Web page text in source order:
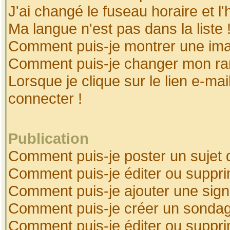
J'ai changé le fuseau horaire et
Ma langue n'est pas dans la liste
Comment puis-je montrer une
Comment puis-je changer mon
Lorsque je clique sur le lien e-
connecter !
Publication
Comment puis-je poster un sujet
Comment puis-je éditer ou
Comment puis-je ajouter une
Comment puis-je créer un
Comment puis-je éditer ou